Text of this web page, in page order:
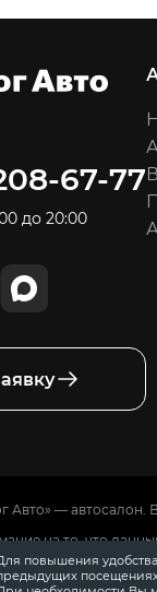
67-77
до 20:00
Авто» — автосалон.
на то, что
Статьи 437
автосалонов
запасных частях,
повышения